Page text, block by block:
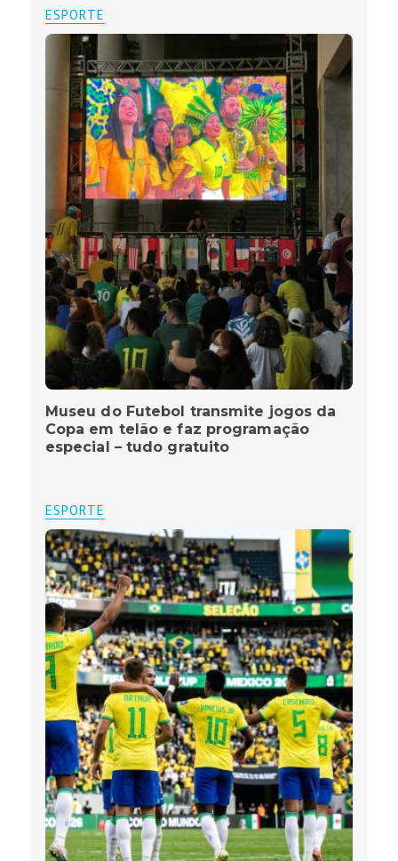
ESPORTE
Museu do Futebol transmite jogos da
Copa em telão e faz programação
especial – tudo gratuito
ESPORTE